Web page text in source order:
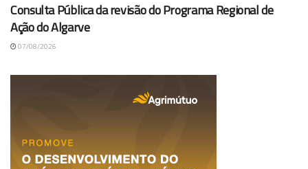
Consulta Pública da revisão do Programa Regional de
Ação do Algarve
07/08/2026